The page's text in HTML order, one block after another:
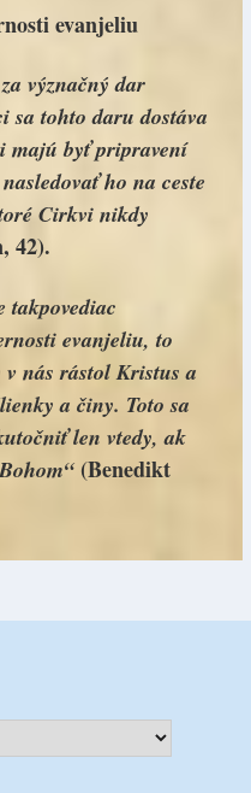
evanjeliu
význačný dar
sa tohto daru dostáva
majú byť pripravení
ho na ceste
Cirkvi nikdy
42).
takpovediac
evanjeliu, to
nás rástol Kristus a
a činy. Toto sa
len vtedy, ak
(Benedikt